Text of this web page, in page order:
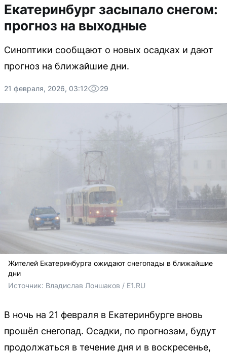
Екатеринбург засыпало снегом:
прогноз на выходные
Синоптики сообщают о новых осадках и дают
прогноз на ближайшие дни.
21 февраля, 2026, 03:12 29
Жителей Екатеринбурга ожидают снегопады в ближайшие
дни
Источник: Владислав Лоншаков / E1.RU
В ночь на 21 февраля в Екатеринбурге вновь
прошёл снегопад. Осадки, по прогнозам, будут
продолжаться в течение дня и в воскресенье,